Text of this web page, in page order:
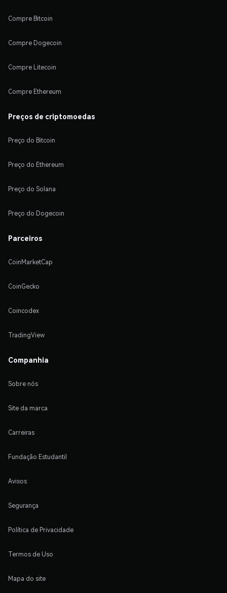
Compre Bitcoin
Compre Dogecoin
Compre Litecoin
Compre Ethereum
Preços de criptomoedas
Preço do Bitcoin
Preço do Ethereum
Preço do Solana
Preço do Dogecoin
Parceiros
CoinMarketCap
CoinGecko
Coincodex
TradingView
Companhia
Sobre nós
Site da marca
Carreiras
Fundação Estudantil
Avisos
Segurança
Política de Privacidade
Termos de Uso
Mapa do site